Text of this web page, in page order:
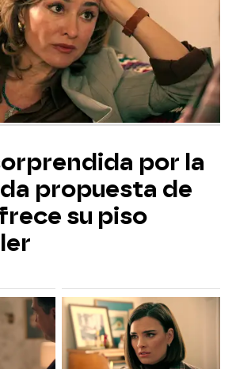
por la
propuesta de
su piso